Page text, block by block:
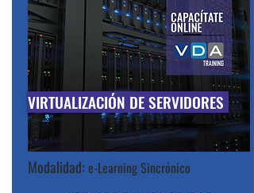
VIRTUALIZACIÓN DE SERVIDORES
Modalidad: e-Learning Sincrónico